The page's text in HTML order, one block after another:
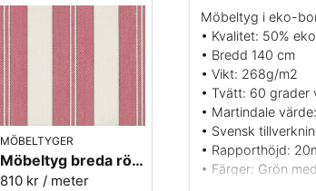
MÖBELTYGER
Möbeltyg breda röda ränder - Veranda nr.31
810 kr / meter
Möbeltyg i eko-
• Kvalitet: 50%
• Bredd 140 cm
• Vikt: 268g/m2
• Tvätt: 60 grader
• Martindale
• Svensk
• Rapporthöjd:
• Färger: Grön